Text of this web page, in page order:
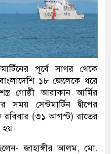
পূর্বে সাগর থেকে
১৮ জেলেকে ধরে
গোষ্ঠী আরাকান আর্মির
সেন্টমার্টিন দ্বীপের
রবিবার (৩১ আগস্ট) রাতের
হয়।
জাহাঙ্গীর আলম, মো.